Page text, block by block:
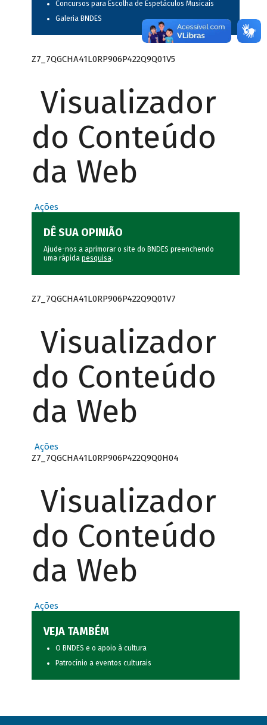
Concursos para Escolha de Espetáculos Musicais
Galeria BNDES
Z7_7QGCHA41L0RP906P422Q9Q01V5
Visualizador
do Conteúdo
da Web
Ações
DÊ SUA OPINIÃO
Ajude-nos a aprimorar o site do BNDES preenchendo
uma rápida pesquisa.
Z7_7QGCHA41L0RP906P422Q9Q01V7
Visualizador
do Conteúdo
da Web
Ações
Z7_7QGCHA41L0RP906P422Q9Q0H04
Visualizador
do Conteúdo
da Web
Ações
VEJA TAMBÉM
O BNDES e o apoio à cultura
Patrocínio a eventos culturais